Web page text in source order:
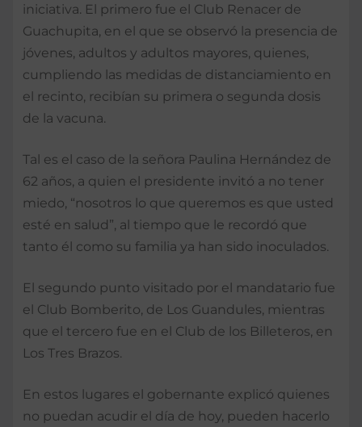
iniciativa. El primero fue el Club Renacer de
Guachupita, en el que se observó la presencia de
jóvenes, adultos y adultos mayores, quienes,
cumpliendo las medidas de distanciamiento en
el recinto, recibían su primera o segunda dosis
de la vacuna.
Tal es el caso de la señora Paulina Hernández de
62 años, a quien el presidente invitó a no tener
miedo, “nosotros lo que queremos es que usted
esté en salud”, al tiempo que le recordó que
tanto él como su familia ya han sido inoculados.
El segundo punto visitado por el mandatario fue
el Club Bomberito, de Los Guandules, mientras
que el tercero fue en el Club de los Billeteros, en
Los Tres Brazos.
En estos lugares el gobernante explicó quienes
no puedan acudir el día de hoy, pueden hacerlo